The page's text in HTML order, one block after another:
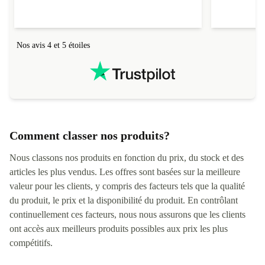
Nos avis 4 et 5 étoiles
Comment classer nos produits?
Nous classons nos produits en fonction du prix, du stock et des
articles les plus vendus. Les offres sont basées sur la meilleure
valeur pour les clients, y compris des facteurs tels que la qualité
du produit, le prix et la disponibilité du produit. En contrôlant
continuellement ces facteurs, nous nous assurons que les clients
ont accès aux meilleurs produits possibles aux prix les plus
compétitifs.